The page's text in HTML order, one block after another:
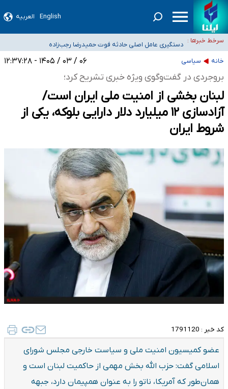
English العربیه
سرخط خبرها :
سیدحسن خمینی عزادار شد
آمار خودکشی نسبت به سال‌های قبل افزایش نیافته است
دستگیری عامل اصلی حادثه فوت حمیدرضا رجب‌زاده
«زیرمیزی» برای داوطلبان پزشکی سراب است/ دریافت‌های غیرمتعارف در شأن پزشکی
و کشورمان نیست/ نظام سلامت جلوی این رویه را بگیرد
خانه سیاسی ۰۶ / ۰۳ / ۱۴۰۵ - ۱۲:۳۷:۲۸
بروجردی در گفت‌وگوی ویژه خبری تشریح کرد؛
لبنان بخشی از امنیت ملی ایران است/
آزادسازی ۱۲ میلیارد دلار دارایی بلوکه، یکی از
شروط ایران
کد خبر : 1791120
عضو کمیسیون امنیت ملی و سیاست خارجی مجلس شورای
اسلامی گفت: حزب الله بخش مهمی از حاکمیت لبنان است و
همان‌طور که آمریکا، ناتو را به عنوان همپیمان دارد، جبهه